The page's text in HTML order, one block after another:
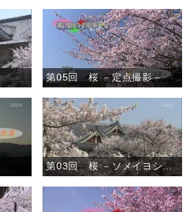
第05回 桜 －定点撮影－
第03回 桜 －ソメイヨシノ－